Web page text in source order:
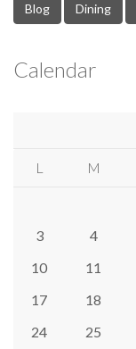
Blog Dining
Calendar
L M
3
4
10
11
17
18
24
25